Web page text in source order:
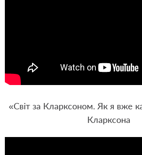
«Світ за Кларксоном. Як я вже
Кларксона